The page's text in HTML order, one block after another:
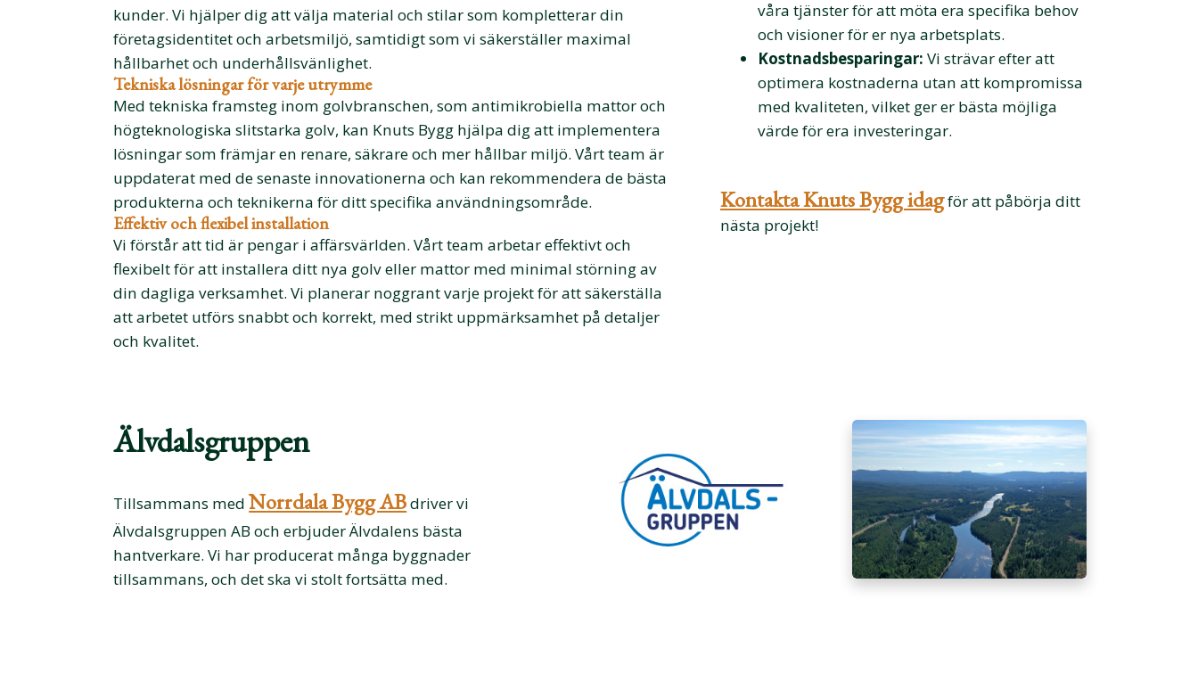
kunder. Vi hjälper dig att välja material och stilar som kompletterar din
företagsidentitet och arbetsmiljö, samtidigt som vi säkerställer maximal
hållbarhet och underhållsvänlighet.
Tekniska lösningar för varje utrymme
Med tekniska framsteg inom golvbranschen, som antimikrobiella mattor och
högteknologiska slitstarka golv, kan Knuts Bygg hjälpa dig att implementera
lösningar som främjar en renare, säkrare och mer hållbar miljö. Vårt team är
uppdaterat med de senaste innovationerna och kan rekommendera de bästa
produkterna och teknikerna för ditt specifika användningsområde.
Effektiv och flexibel installation
Vi förstår att tid är pengar i affärsvärlden. Vårt team arbetar effektivt och
flexibelt för att installera ditt nya golv eller mattor med minimal störning av
din dagliga verksamhet. Vi planerar noggrant varje projekt för att säkerställa
att arbetet utförs snabbt och korrekt, med strikt uppmärksamhet på detaljer
och kvalitet.
våra tjänster för att möta era specifika behov
och visioner för er nya arbetsplats.
Kostnadsbesparingar: Vi strävar efter att
optimera kostnaderna utan att kompromissa
med kvaliteten, vilket ger er bästa möjliga
värde för era investeringar.
Kontakta Knuts Bygg idagför att påbörja ditt
nästa projekt!
Älvdalsgruppen
Tillsammans medNorrdala Bygg ABdriver vi
Älvdalsgruppen AB och erbjuder Älvdalens bästa
hantverkare. Vi har producerat många byggnader
tillsammans, och det ska vi stolt fortsätta med.